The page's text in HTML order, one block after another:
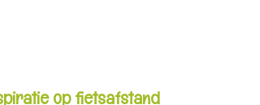
op fietsafstand